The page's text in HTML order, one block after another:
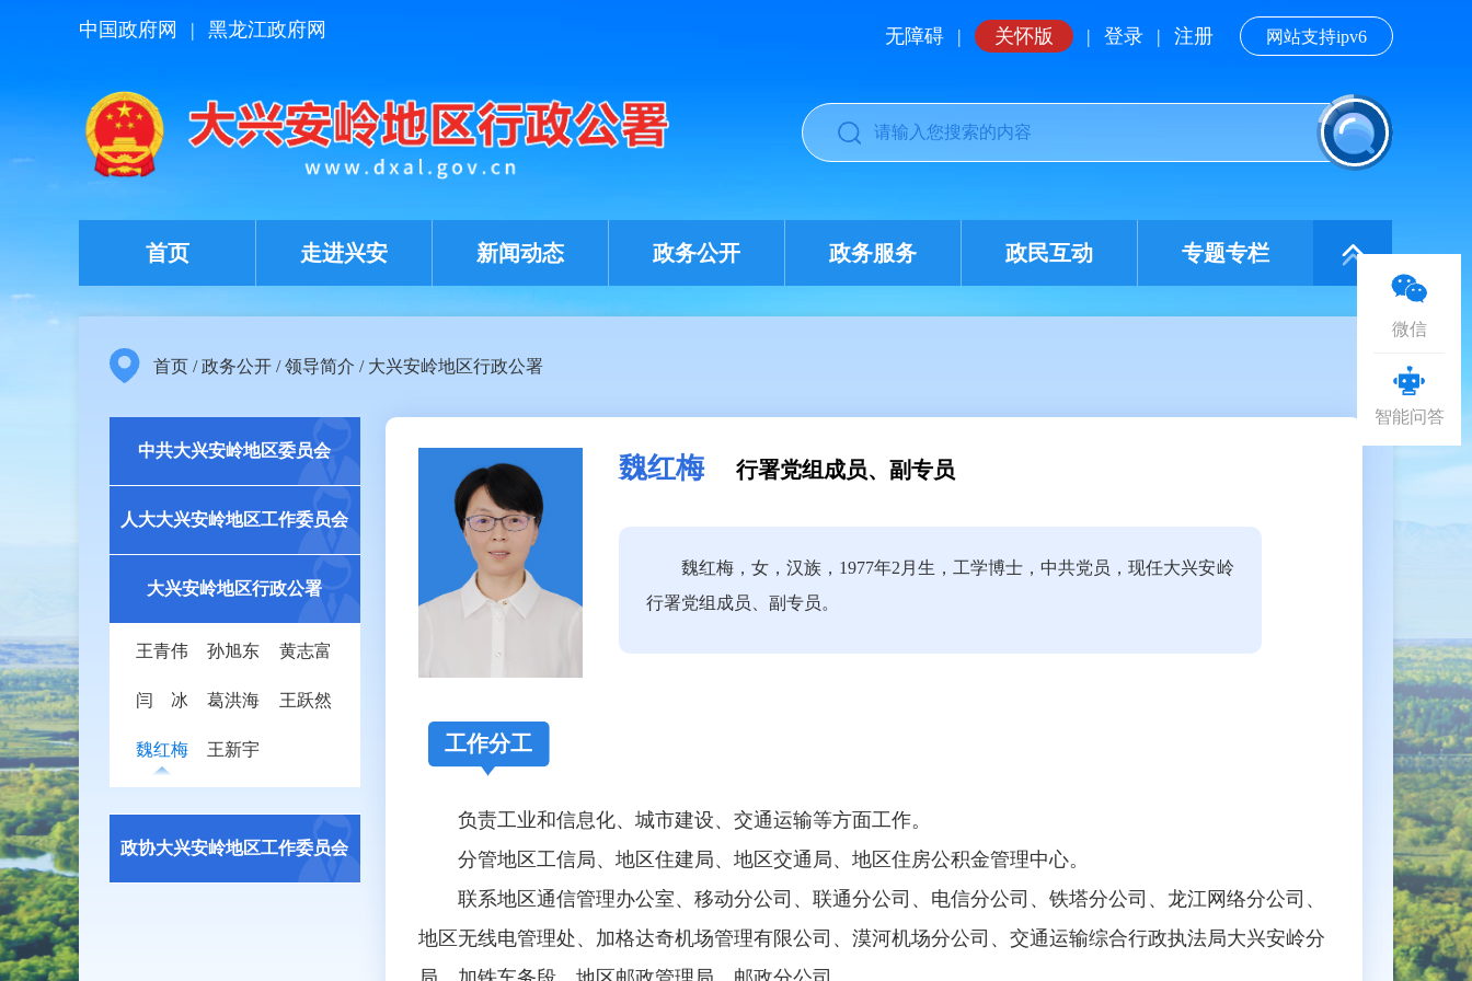
中国政府网 | 黑龙江政府网 无障碍 | 关怀版 | 登录 | 注册 网站支持ipv6
首页 走进兴安 新闻动态 政务公开 政务服务 政民互动 专题专栏
首页 /政务公开 /领导简介 / 大兴安岭地区行政公署
中共大兴安岭地区委员会
人大大兴安岭地区工作委员会
大兴安岭地区行政公署
王青伟 孙旭东 黄志富
闫 冰 葛洪海 王跃然
魏红梅 王新宇
政协大兴安岭地区工作委员会
魏红梅 行署党组成员、副专员
魏红梅，女，汉族，1977年2月生，工学博士，中共党员，现任大兴安岭
行署党组成员、副专员。
工作分工
负责工业和信息化、城市建设、交通运输等方面工作。
分管地区工信局、地区住建局、地区交通局、地区住房公积金管理中心。
联系地区通信管理办公室、移动分公司、联通分公司、电信分公司、铁塔分公司、龙江网络分公司、
地区无线电管理处、加格达奇机场管理有限公司、漠河机场分公司、交通运输综合行政执法局大兴安岭分
微信
智能问答